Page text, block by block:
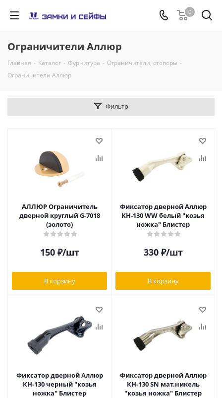
0
Ограничители Аллюр
Главная - Каталог - Фурнитура - Ограничители, стопоры -
Ограничители Аллюр
Фильтр
АЛЛЮР Ограничитель
дверной круглый G-7018
(золото)
150₽/шт
В корзину
Фиксатор дверной Аллюр
КН-130 WW белый "козья
ножка" Блистер
330₽/шт
В корзину
Фиксатор дверной Аллюр
КН-130 черный "козья
ножка" Блистер
Фиксатор дверной Аллюр
КН-130 SN мат.никель
"козья ножка" Блистер